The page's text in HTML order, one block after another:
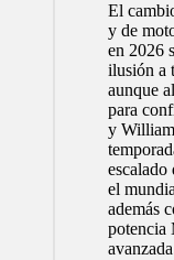
El
y de
en 2026
ilusión a
aunque
para
y
escalado
el
además
potencia